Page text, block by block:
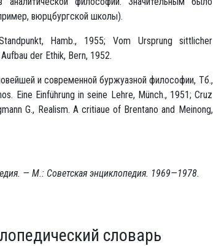
вюрцбургской школы).
Hamb., 1955; Vom Ursprung sittlicher
der Ethik, Bern, 1952.
и современной буржуазной философии, Тб.,
Eine Einführung in seine Lehre, Münch., 1951; Cruz
G., Realism. A critiaue of Brentano and Meinong,
— М.: Советская энциклопедия. 1969—1978.
словарь